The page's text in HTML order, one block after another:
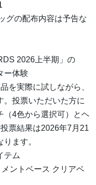
グの配布内容は予告な
2026上半期」の
ー体験
を実際に試しながら、
。投票いただいた方に
（4色から選択可）とヘ
票結果は2026年7月21
ます。
テム
ントベース クリアベ